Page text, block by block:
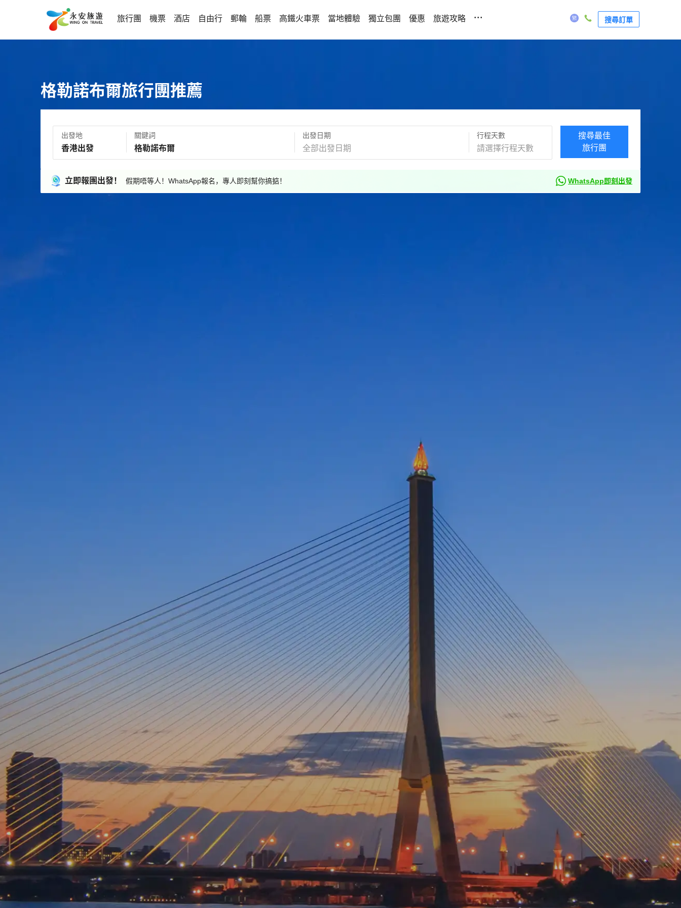
旅行團 機票 酒店 自由行 郵輪 船票 高鐵火車票 當地體驗 獨立包團 優惠 旅遊攻略 ... 搜尋訂單
格勒諾布爾旅行團推薦
出發地 關鍵詞 出發日期 行程天數
搜尋最佳
旅行團
立即報團出發！ 假期唔等人！WhatsApp報名，專人即刻幫你搞掂！ WhatsApp即刻出發